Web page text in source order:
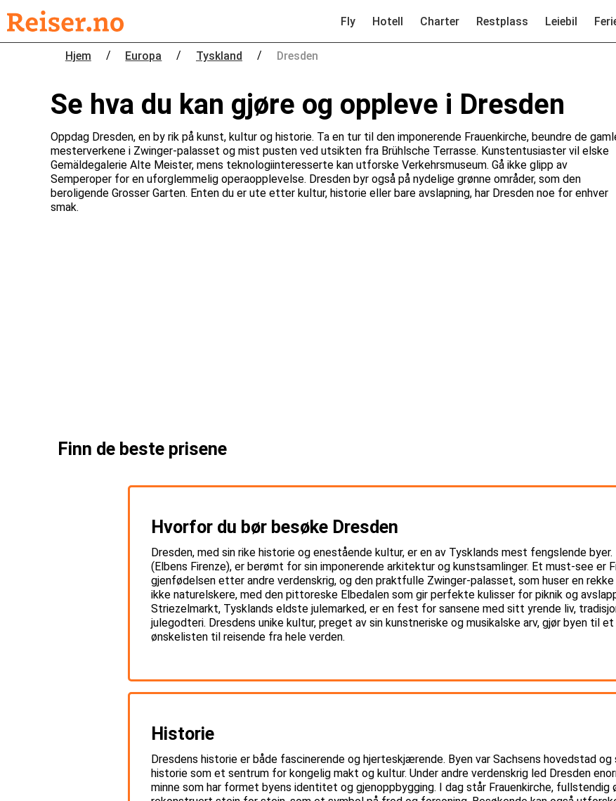
Fly Hotell Charter Restplass Leiebil
Hjem / Europa / Tyskland / Dresden
Se hva du kan gjøre og oppleve i Dresden
Oppdag Dresden, en by rik på kunst, kultur og historie. Ta en tur til den imponerende Frauenkirche, beundre de
mesterverkene i Zwinger-palasset og mist pusten ved utsikten fra Brühlsche Terrasse. Kunstentusiaster vil elske
Gemäldegalerie Alte Meister, mens teknologiinteresserte kan utforske Verkehrsmuseum. Gå ikke glipp av
Semperoper for en uforglemmelig operaopplevelse. Dresden byr også på nydelige grønne områder, som den
beroligende Grosser Garten. Enten du er ute etter kultur, historie eller bare avslapning, har Dresden noe for enhver
smak.
Finn de beste prisene
Hvorfor du bør besøke Dresden
Dresden, med sin rike historie og enestående kultur, er en av Tysklands mest fengslende
(Elbens Firenze), er berømt for sin imponerende arkitektur og kunstsamlinger. Et must-see er
gjenfødelsen etter andre verdenskrig, og den praktfulle Zwinger-palasset, som huser en
ikke naturelskere, med den pittoreske Elbedalen som gir perfekte kulisser for piknik og
Striezelmarkt, Tysklands eldste julemarked, er en fest for sansene med sitt yrende liv,
julegodteri. Dresdens unike kultur, preget av sin kunstneriske og musikalske arv, gjør byen til
ønskelisten til reisende fra hele verden.
Historie
Dresdens historie er både fascinerende og hjerteskjærende. Byen var Sachsens hovedstad
historie som et sentrum for kongelig makt og kultur. Under andre verdenskrig led Dresden
minne som har formet byens identitet og gjenoppbygging. I dag står Frauenkirche, fullstendig